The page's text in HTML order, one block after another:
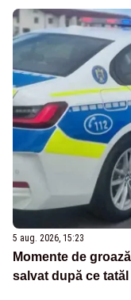
5 aug. 2026, 15:23
Momente de
salvat după ce